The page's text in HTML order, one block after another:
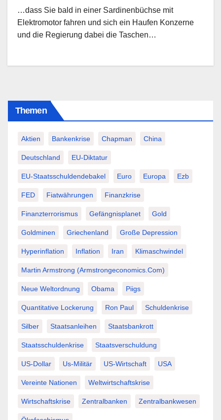
…dass Sie bald in einer Sardinenbüchse mit
Elektromotor fahren und sich ein Haufen Konzerne
und die Regierung dabei die Taschen…
Themen
Aktien Bankenkrise Chapman China
Deutschland EU-Diktatur
EU-Staatsschuldendebakel Euro Europa Ezb
FED Fiatwährungen Finanzkrise
Finanzterrorismus Gefängnisplanet Gold
Goldminen Griechenland Große Depression
Hyperinflation Inflation Iran Klimaschwindel
Martin Armstrong (Armstrongeconomics.com)
Neue Weltordnung Obama Piigs
Quantitative Lockerung Ron Paul Schuldenkrise
Silber Staatsanleihen Staatsbankrott
Staatsschuldenkrise Staatsverschuldung
US-Dollar Us-Militär US-Wirtschaft USA
Vereinte Nationen Weltwirtschaftskrise
Wirtschaftskrise Zentralbanken Zentralbankwesen